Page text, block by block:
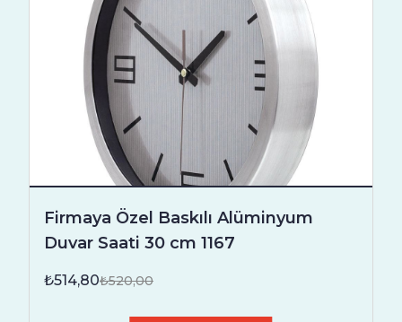
Firmaya Özel Baskılı Alüminyum
Duvar Saati 30 cm 1167
₺514,80₺520,00